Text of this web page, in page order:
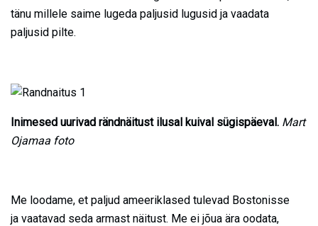
tänu millele saime lugeda paljusid lugusid ja vaadata
paljusid pilte.
Inimesed uurivad rändnäitust ilusal kuival sügispäeval. Mart
Ojamaa foto
Me loodame, et paljud ameeriklased tulevad Bostonisse
ja vaatavad seda armast näitust. Me ei jõua ära oodata,